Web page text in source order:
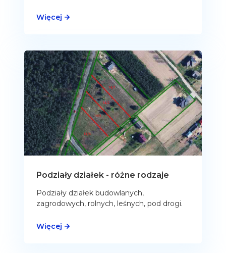
Więcej
Podziały działek - różne rodzaje
Podziały działek budowlanych,
zagrodowych, rolnych, leśnych, pod drogi.
Więcej